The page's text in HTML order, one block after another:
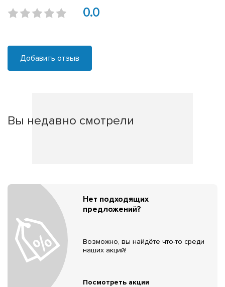
0.0
Добавить отзыв
Вы недавно смотрели
Нет подходящих
предложений?
Возможно, вы найдёте что-то среди
наших акций!
Посмотреть акции